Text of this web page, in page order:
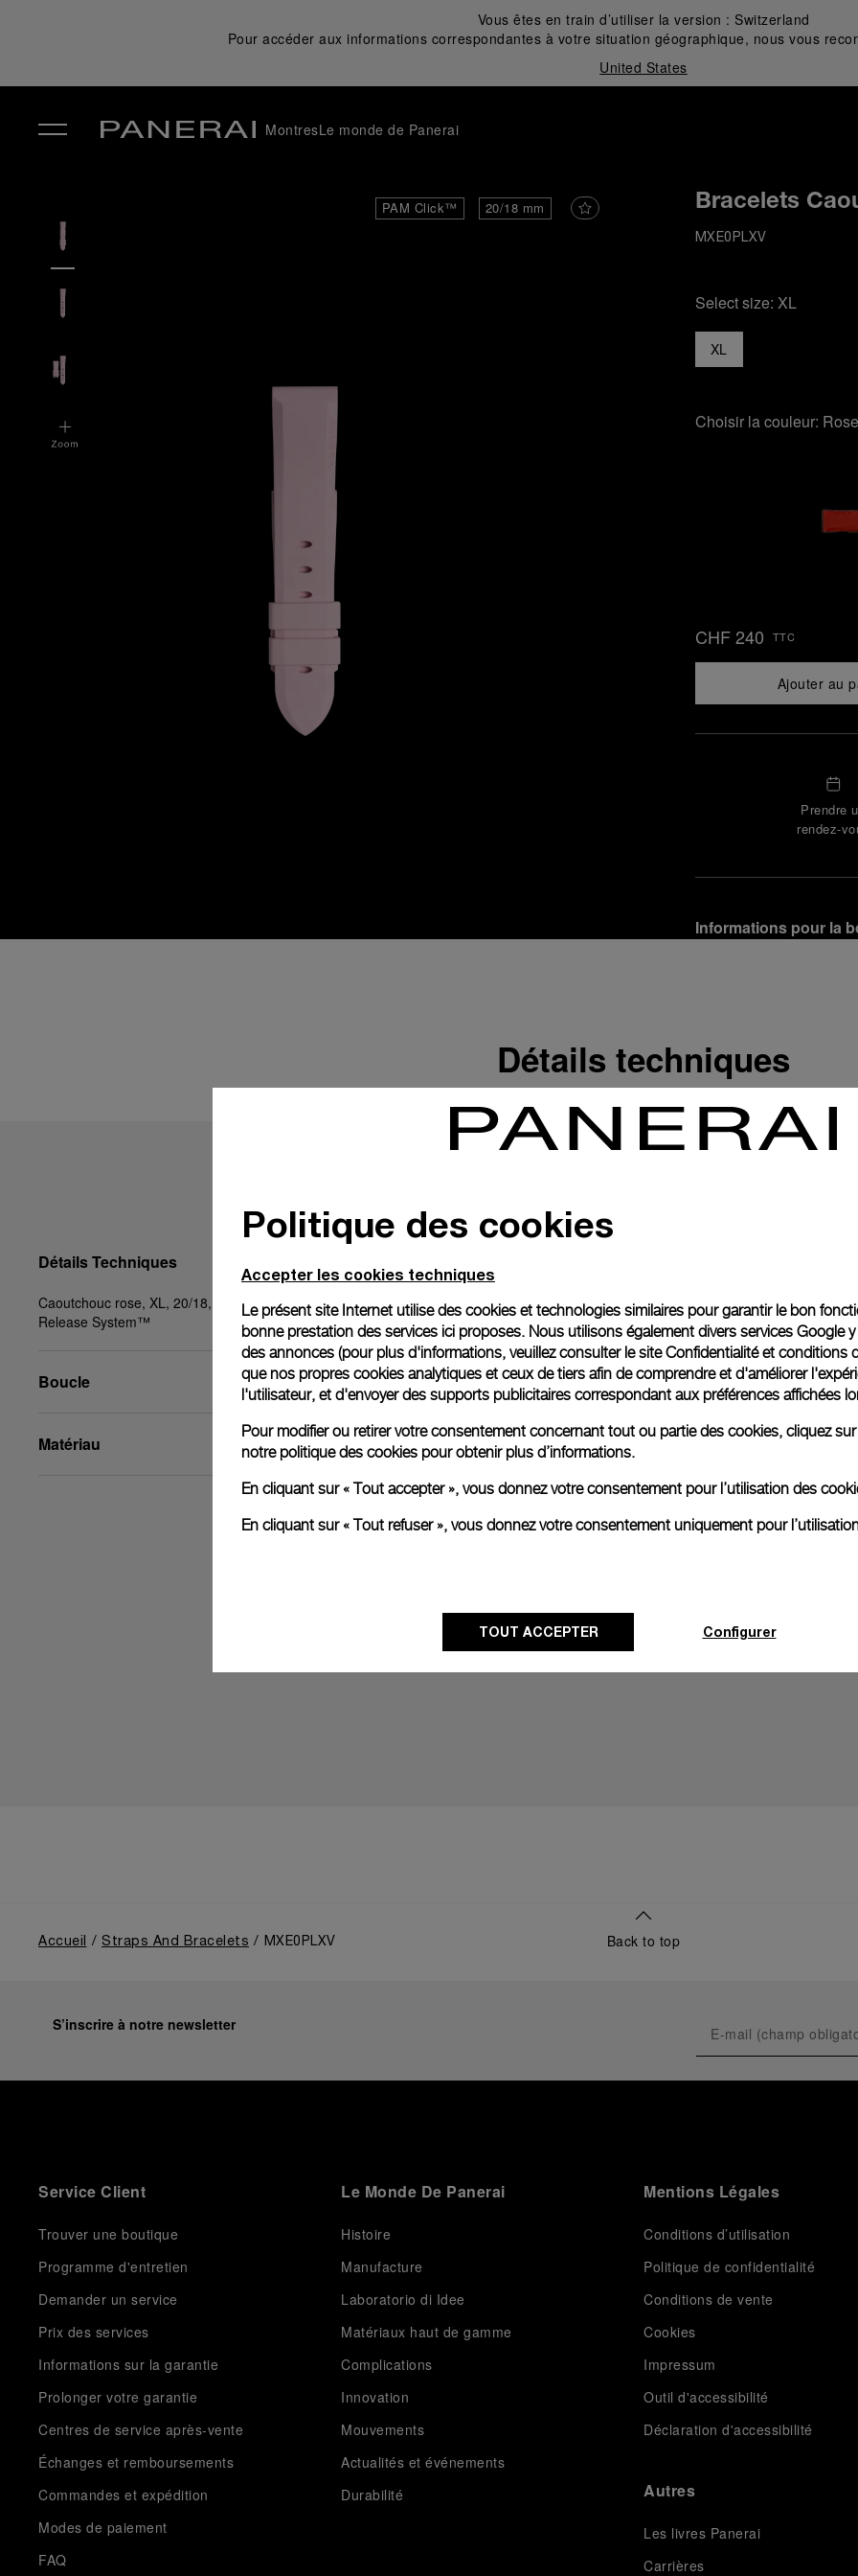
Vous êtes en train d’utiliser la version : Switzerland
Pour accéder aux informations correspondantes à votre situation géographique, nous vous
United States
MontresLe monde de Panerai
PAM Click™ 20/18 mm Bracelets
MXE0PLXV
Select size: XL
XL
Choisir la couleur: Rose
CHF 240 TTC
Ajouter au
Prendre
rendez-
Informations pour la
Retours et échanges
d'Officine Panerai ou
produit conformément à
En savoir plus
Emballage cadeau
Toutes les commandes
paiement en ligne, vous
personnalisé.
En savoir plus
aux produits réels.
Détails techniques
Détails Techniques
Caoutchouc rose, XL, 20/18, BA, PAM Click
Release System™
Boucle
Matériau
Accueil Straps And Bracelets MXE0PLXV Back to top
S’inscrire à notre newsletter
Service Client
Trouver une boutique
Programme d'entretien
Demander un service
Prix des services
Informations sur la garantie
Prolonger votre garantie
Centres de service après-vente
Échanges et remboursements
Commandes et expédition
Modes de paiement
FAQ
Le Monde De Panerai
Histoire
Manufacture
Laboratorio di Idee
Matériaux haut de gamme
Complications
Innovation
Mouvements
Actualités et événements
Durabilité
Mentions Légales
Conditions d’utilisation
Politique de confidentialité
Conditions de vente
Cookies
Impressum
Outil d'accessibilité
Déclaration d'accessibilité
Autres
Les livres Panerai
Carrières
Politique des cookies
Accepter les cookies techniques
Le présent site Internet utilise des cookies et technologies similaires pour garantir le bon
bonne prestation des services ici proposes. Nous utilisons également divers services Google
des annonces (pour plus d'informations, veuillez consulter lesite Confidentialité et conditions
que nos propres cookies analytiques et ceux de tiers afin de comprendre et d'améliorer
l'utilisateur, et d'envoyer des supports publicitaires correspondant aux préférences affichées
Pour modifier ou retirer votre consentement concernant tout ou partie des cookies, cliquez
notre politique des cookies pour obtenir plus d’informations.
En cliquant sur « Tout accepter », vous donnez votre consentement pour l’utilisation des
En cliquant sur « Tout refuser », vous donnez votre consentement uniquement pour
TOUT ACCEPTER Configurer